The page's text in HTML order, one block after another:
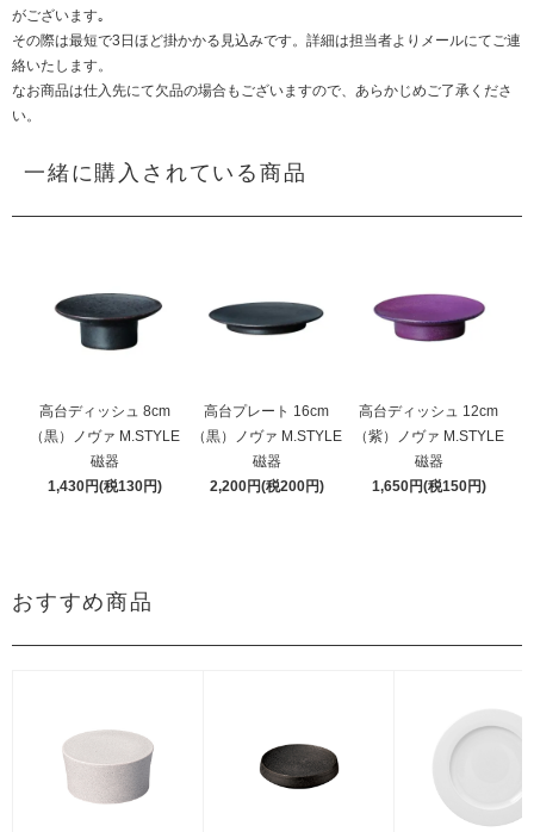
がございます｡
その際は最短で3日ほど掛かかる見込みです。詳細は担当者よりメールにてご連
絡いたします。
なお商品は仕入先にて欠品の場合もございますので、あらかじめご了承くださ
い。
一緒に購入されている商品
高台ディッシュ 8cm
（黒）ノヴァ M.STYLE
磁器
1,430円(税130円)
高台プレート 16cm
（黒）ノヴァ M.STYLE
磁器
2,200円(税200円)
高台ディッシュ 12cm
（紫）ノヴァ M.STYLE
磁器
1,650円(税150円)
おすすめ商品